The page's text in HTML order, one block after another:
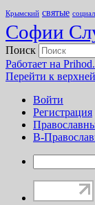
Крымский святые
Софии
Поиск
Работает на
Перейти к
Войти
Регистрация
В-